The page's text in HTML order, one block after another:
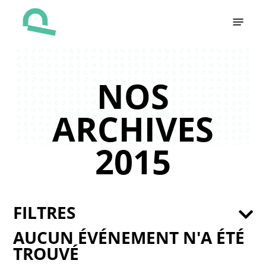
NOS
ARCHIVES
2015
AUCUN ÉVÉNEMENT N'A ÉTÉ
TROUVÉ
FILTRES